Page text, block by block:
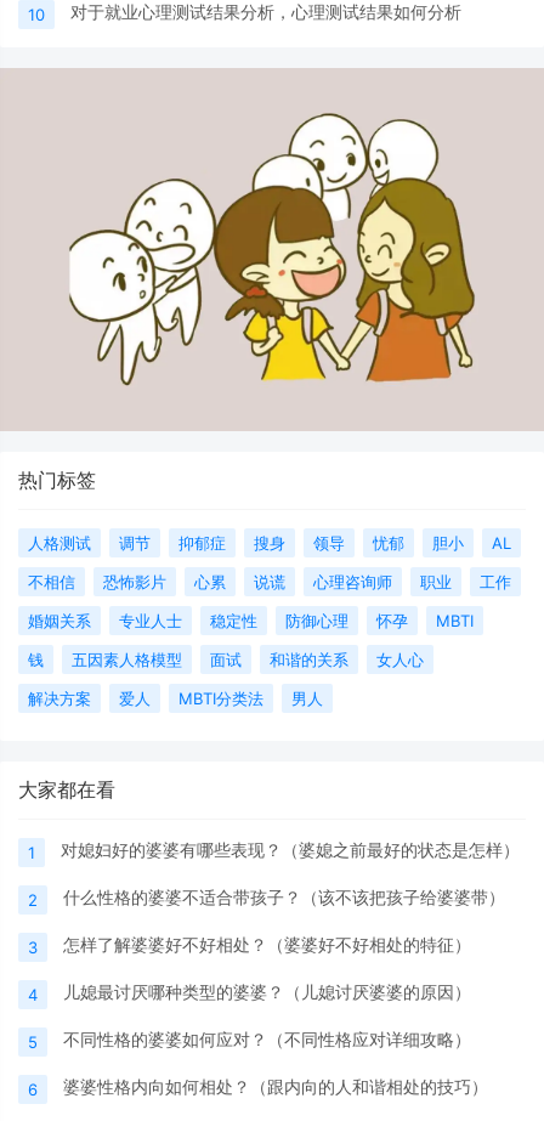
10 对于就业心理测试结果分析，心理测试结果如何分析
热门标签
人格测试 调节 抑郁症 搜身 领导 忧郁 胆小
AL
不相信
恐怖影片 心累 说谎 心理咨询师 职业
工作
婚姻关系
专业人士 稳定性 防御心理 怀孕
MBTI
钱
五因素人格模型 面试 和谐的关系
女人心
解决方案
爱人 MBTI分类法 男人
大家都在看
1 对媳妇好的婆婆有哪些表现？（婆媳之前最好的状态是怎样）
2 什么性格的婆婆不适合带孩子？（该不该把孩子给婆婆带）
3 怎样了解婆婆好不好相处？（婆婆好不好相处的特征）
4 儿媳最讨厌哪种类型的婆婆？（儿媳讨厌婆婆的原因）
5 不同性格的婆婆如何应对？（不同性格应对详细攻略）
6 婆婆性格内向如何相处？（跟内向的人和谐相处的技巧）